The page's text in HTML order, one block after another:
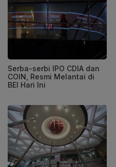
Serba-serbi IPO CDIA dan
COIN, Resmi Melantai di
BEI Hari Ini